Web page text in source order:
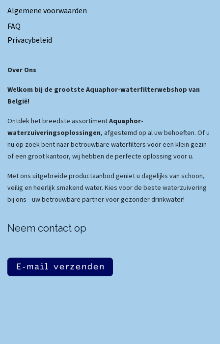
Algemene voorwaarden
FAQ
Privacybeleid
Over Ons
Welkom bij de grootste Aquaphor-waterfilterwebshop van
België!
Ontdek het breedste assortimentAquaphor-
waterzuiveringsoplossingen, afgestemd op al uw behoeften. Of u
nu op zoek bent naar betrouwbare waterfilters voor een klein gezin
of een groot kantoor, wij hebben de perfecte oplossing voor u.
Met ons uitgebreide productaanbod geniet u dagelijks van schoon,
veilig en heerlijk smakend water. Kies voor de beste waterzuivering
bij ons—uw betrouwbare partner voor gezonder drinkwater!
Neem contact op
E-mail verzenden